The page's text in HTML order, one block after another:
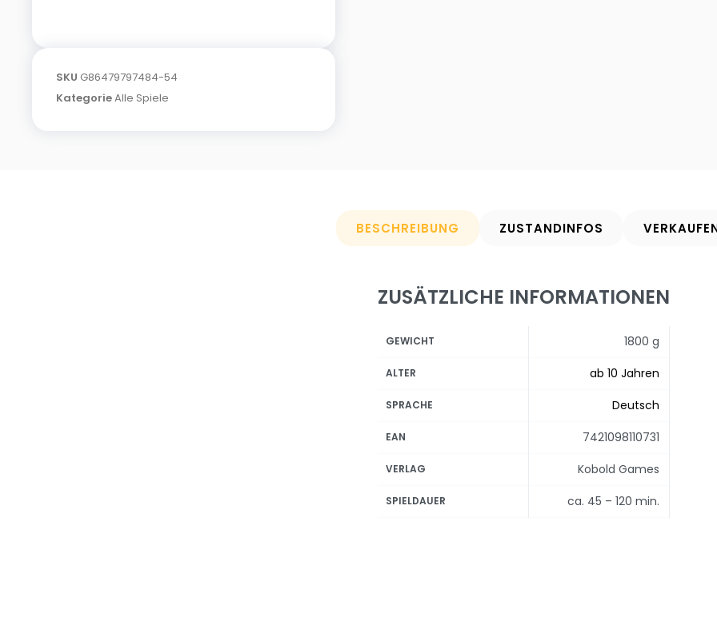
SKU G86479797484-54
KategorieAlle Spiele
BESCHREIBUNG ZUSTANDINFOS
ZUSÄTZLICHE INFORMATIONEN
GEWICHT 1800 g
ALTER ab 10 Jahren
SPRACHE Deutsch
EAN 7421098110731
VERLAG Kobold Games
SPIELDAUER ca. 45 – 120 min.